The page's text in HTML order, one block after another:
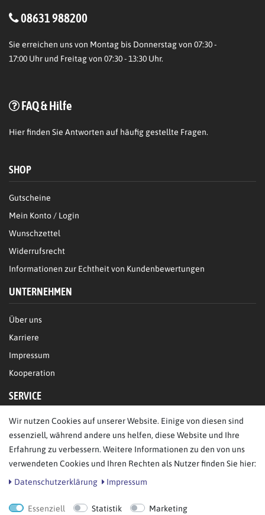
08631 988200
Sie erreichen uns von Montag bis Donnerstag von 07:30 -
17:00 Uhr und Freitag von 07:30 - 13:30 Uhr.
FAQ & Hilfe
Hierfinden Sie Antworten auf häufig gestellte Fragen.
SHOP
Gutscheine
Mein Konto / Login
Wunschzettel
Widerrufsrecht
Informationen zur Echtheit von Kundenbewertungen
UNTERNEHMEN
Über uns
Karriere
Impressum
Kooperation
SERVICE
FAQ/Hilfe
Datenschutz
AGB
Bestellung widerrufen
Wir nutzen Cookies auf unserer Website. Einige von diesen sind
essenziell, während andere uns helfen, diese Website und Ihre
Erfahrung zu verbessern. Weitere Informationen zu den von uns
verwendeten Cookies und Ihren Rechten als Nutzer finden Sie hier:
Daten­schutz­erklärung
Impressum
Essenziell Statistik Marketing